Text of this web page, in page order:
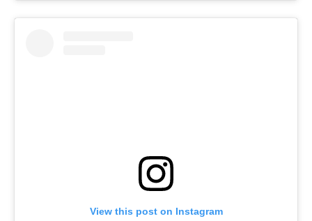
View this post on Instagram